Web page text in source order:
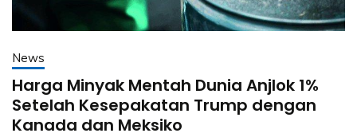
News
Harga Minyak Mentah Dunia Anjlok 1%
Setelah Kesepakatan Trump dengan
Kanada dan Meksiko